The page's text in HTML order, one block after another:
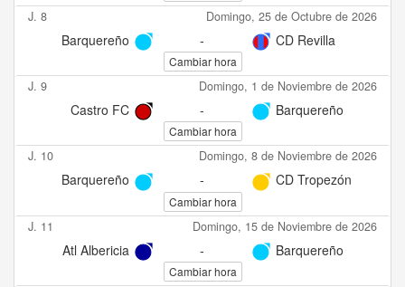
J. 8 Domingo, 25 de Octubre de 2026
Barquereño - CD Revilla
Cambiar hora
J. 9 Domingo, 1 de Noviembre de 2026
Castro FC - Barquereño
Cambiar hora
J. 10 Domingo, 8 de Noviembre de 2026
Barquereño - CD Tropezón
Cambiar hora
J. 11 Domingo, 15 de Noviembre de 2026
Atl Albericia - Barquereño
Cambiar hora